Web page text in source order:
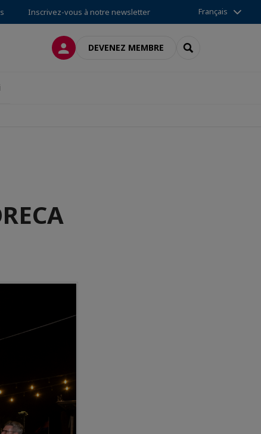
Inscrivez-vous à notre newsletter Français
CONNEXIONDEVENEZ MEMBRE RECHERCHER